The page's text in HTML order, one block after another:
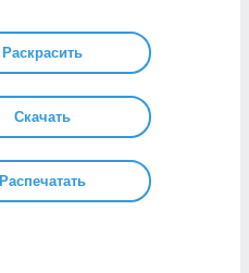
Раскрасить
Скачать
Распечатать